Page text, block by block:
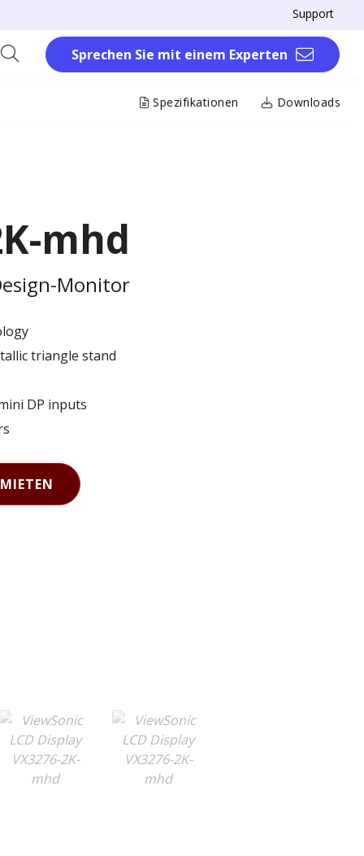
Support
Sprechen Sie mit einem Experten
Spezifikationen Downloads
mhd
Monitor
triangle stand
DP inputs
MIETEN